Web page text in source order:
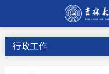
行政工作